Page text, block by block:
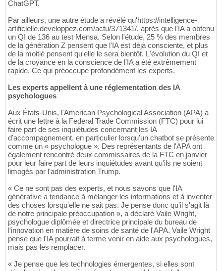
ChatGPT.
Par ailleurs, une autre étude a révélé qu'https://intelligence-
artificielle.developpez.com/actu/371341/, après que l'IA a obtenu
un QI de 136 au test Mensa. Selon l'étude, 25 % des membres
de la génération Z pensent que l'IA est déjà consciente, et plus
de la moitié pensent qu'elle le sera bientôt. L'évolution du QI et
de la croyance en la conscience de l'IA a été extrêmement
rapide. Ce qui préoccupe profondément les experts.
Les experts appellent à une réglementation des IA
psychologues
Aux États-Unis, l'American Psychological Association (APA) a
écrit une lettre à la Federal Trade Commission (FTC) pour lui
faire part de ses inquiétudes concernant les IA
d'accompagnement, en particulier lorsqu'un chatbot se présente
comme un « psychologue ». Des représentants de l'APA ont
également rencontré deux commissaires de la FTC en janvier
pour leur faire part de leurs inquiétudes avant qu'ils ne soient
limogés par l'administration Trump.
« Ce ne sont pas des experts, et nous savons que l'IA
générative a tendance à mélanger les informations et à inventer
des choses lorsqu'elle ne sait pas. Je pense donc qu'il s'agit là
de notre principale préoccupation », a déclaré Vaile Wright,
psychologue diplômée et directrice principale du bureau de
l'innovation en matière de soins de santé de l'APA. Vaile Wright
pense que l'IA pourrait à terme venir en aide aux psychologues,
mais pas les remplacer.
« Je pense que les technologies émergentes, si elles sont